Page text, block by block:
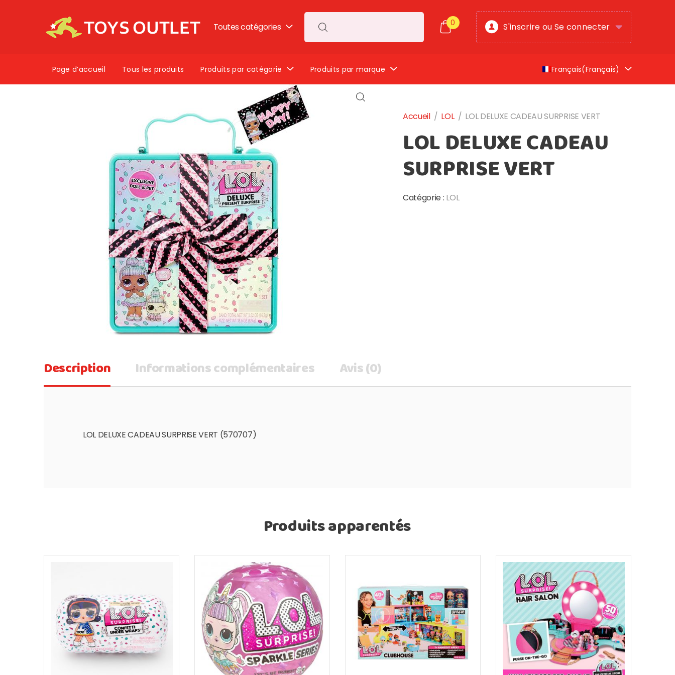
Toutes catégories
Search for:
0 S'inscrire ou Se connecter
Page d’accueil Tous les produits Produits par catégorie Produits par marque Français(Français)
Accueil / LOL / LOL DELUXE CADEAU SURPRISE VERT
LOL DELUXE CADEAU
SURPRISE VERT
Catégorie : LOL
Description Informations complémentaires Avis (0)
LOL DELUXE CADEAU SURPRISE VERT (570707)
Produits apparentés